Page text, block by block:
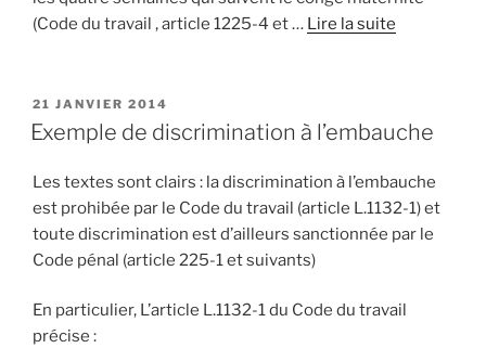
(Code du travail , article 1225-4 et … Lire la suite
PUBLIÉ
LE
21 JANVIER 2014
Exemple de discrimination à l’embauche
Les textes sont clairs : la discrimination à l’embauche
est prohibée par le Code du travail (article L.1132-1) et
toute discrimination est d’ailleurs sanctionnée par le
Code pénal (article 225-1 et suivants)
En particulier, L’article L.1132-1 du Code du travail
précise :